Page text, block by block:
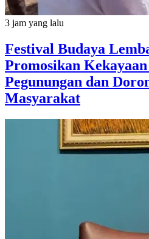
3 jam yang lalu
Festival Budaya
Promosikan Kekayaan
Pegunungan dan
Masyarakat